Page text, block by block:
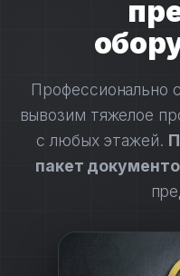
Профессионально
вывозим тяжелое
с любых этажей.
пакет